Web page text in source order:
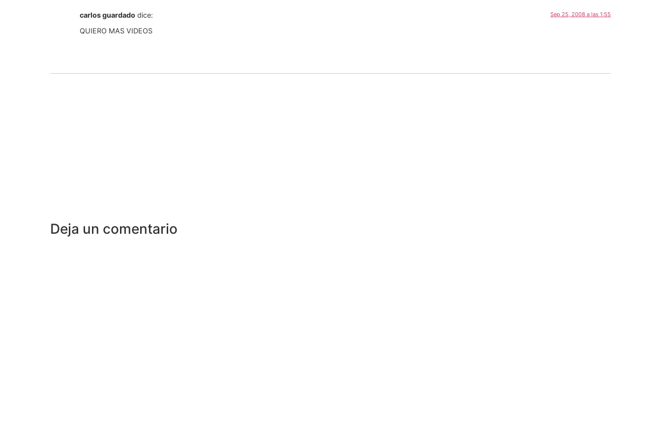
carlos guardado dice: Sep 25, 2008 a las 1:55
QUIERO MAS VIDEOS
Deja un comentario